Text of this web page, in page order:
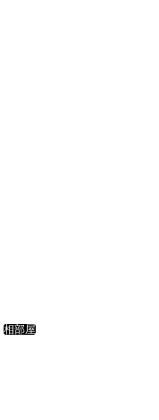
相部屋